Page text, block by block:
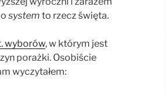
system to rzecz święta.
wyborów, w którym jest
porażki. Osobiście
wyczytałem: